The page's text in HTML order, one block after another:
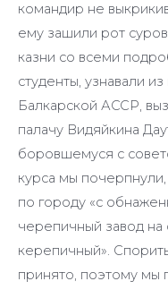
командир не
ему зашили рот
казни со всеми
студенты, узнавали
Балкарской АССР,
палачу Видяйкина
боровшемуся с
курса мы
по городу «с
черепичный завод
керепичный».
принято, поэтому мы